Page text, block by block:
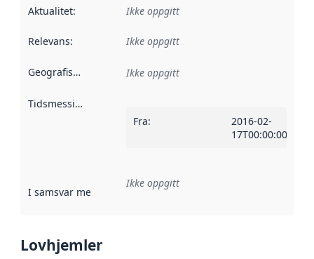
Aktualitet: Ikke oppgitt
Relevans: Ikke oppgitt
Geografisk avgrensning :
Ikke oppgitt
Tidsmessig avgrensning
Fra:
2016-02-
17T00:00:00Z
I samsvar med Referanse til en implementasjonsregel
Ikke oppgitt
Lovhjemler